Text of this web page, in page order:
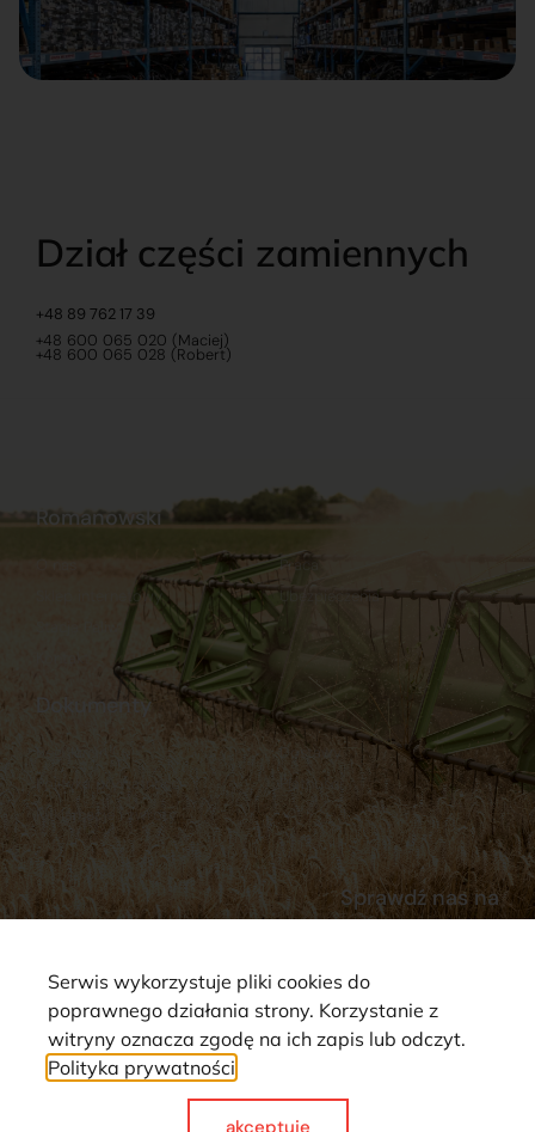
Dział części zamiennych
+48 89 762 17 39
+48 600 065 020 (Maciej)
+48 600 065 028 (Robert)
Dokumenty
Regulamin
Polityka prywatności
Reklamacje i zwroty
Dostawy
Płatności
Romanowski
Sklep internetowy
Praca
Ubezpieczenia
Sprawdź nas na
Strona wykorzystuje pliki cookie. Wszystkie prawa zastrzeżone ©
Serwis wykorzystuje pliki cookies do
poprawnego działania strony. Korzystanie z
witryny oznacza zgodę na ich zapis lub odczyt.
Polityka prywatności
akceptuje